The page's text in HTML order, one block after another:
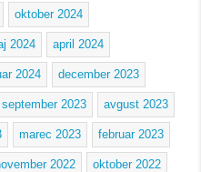
oktober 2024
2024 april 2024
2024 december 2023
september 2023 avgust 2023
marec 2023 februar 2023
2022 oktober 2022